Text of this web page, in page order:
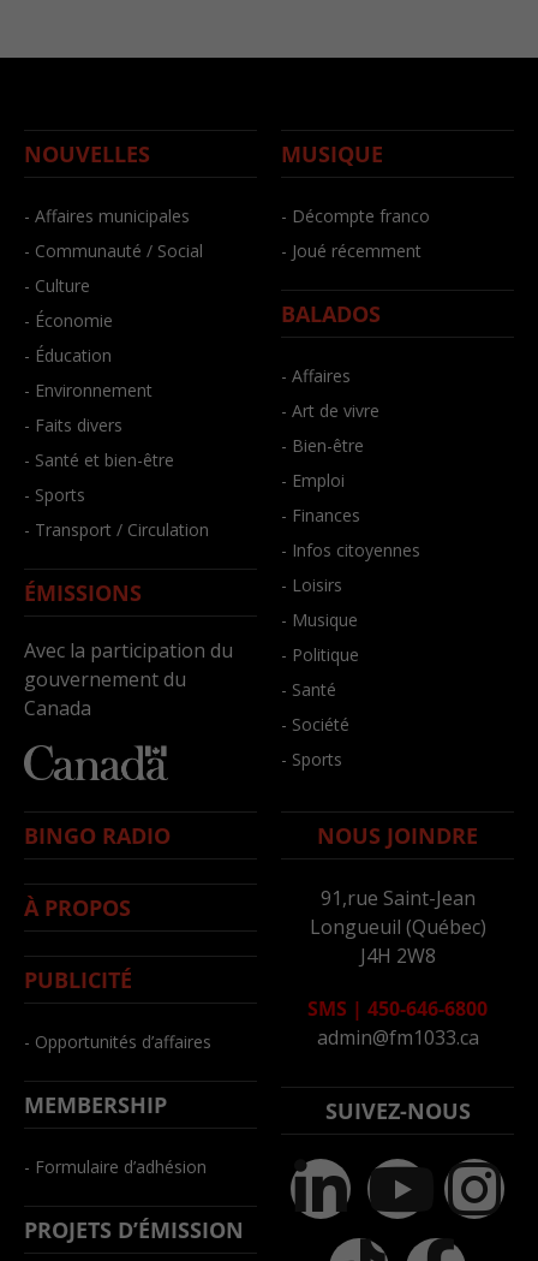
NOUVELLES
- Affaires municipales
- Communauté / Social
- Culture
- Économie
- Éducation
- Environnement
- Faits divers
- Santé et bien-être
- Sports
- Transport / Circulation
ÉMISSIONS
Avec la participation du
gouvernement du
Canada
MUSIQUE
- Décompte franco
- Joué récemment
BALADOS
- Affaires
- Art de vivre
- Bien-être
- Emploi
- Finances
- Infos citoyennes
- Loisirs
- Musique
- Politique
- Santé
- Société
- Sports
BINGO RADIO
À PROPOS
PUBLICITÉ
- Opportunités d’affaires
MEMBERSHIP
- Formulaire d’adhésion
PROJETS D’ÉMISSION
NOUS JOINDRE
91,rue Saint-Jean
Longueuil (Québec)
J4H 2W8
SMS | 450-646-6800
admin@fm1033.ca
SUIVEZ-NOUS